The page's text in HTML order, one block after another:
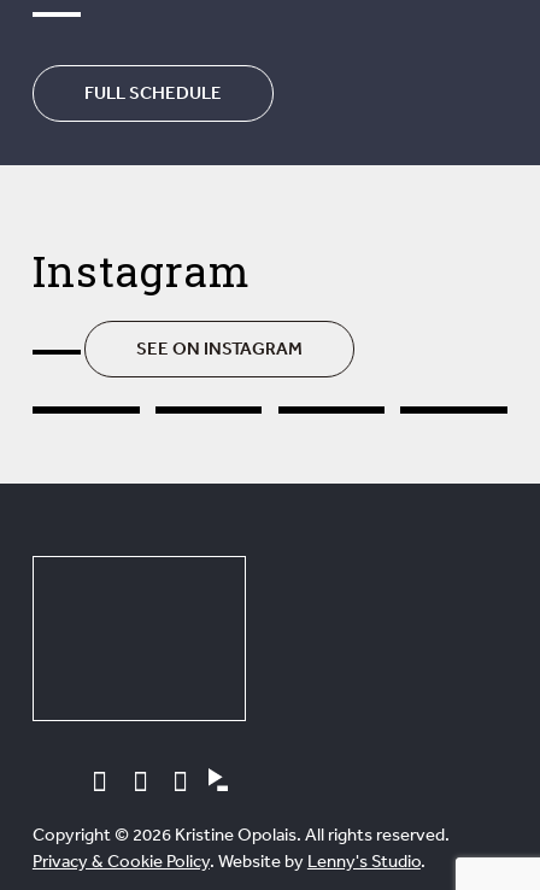
FULL SCHEDULE
Instagram
SEE ON INSTAGRAM
Copyright © 2026 Kristine Opolais. All rights reserved.
Privacy & Cookie Policy. Website by Lenny's Studio.